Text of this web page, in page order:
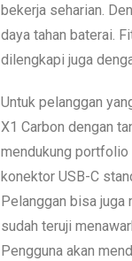
bekerja seharian.
daya tahan baterai.
dilengkapi juga
Untuk pelanggan
X1 Carbon dengan
mendukung portfolio
konektor USB-C
Pelanggan bisa
sudah teruji
Pengguna akan